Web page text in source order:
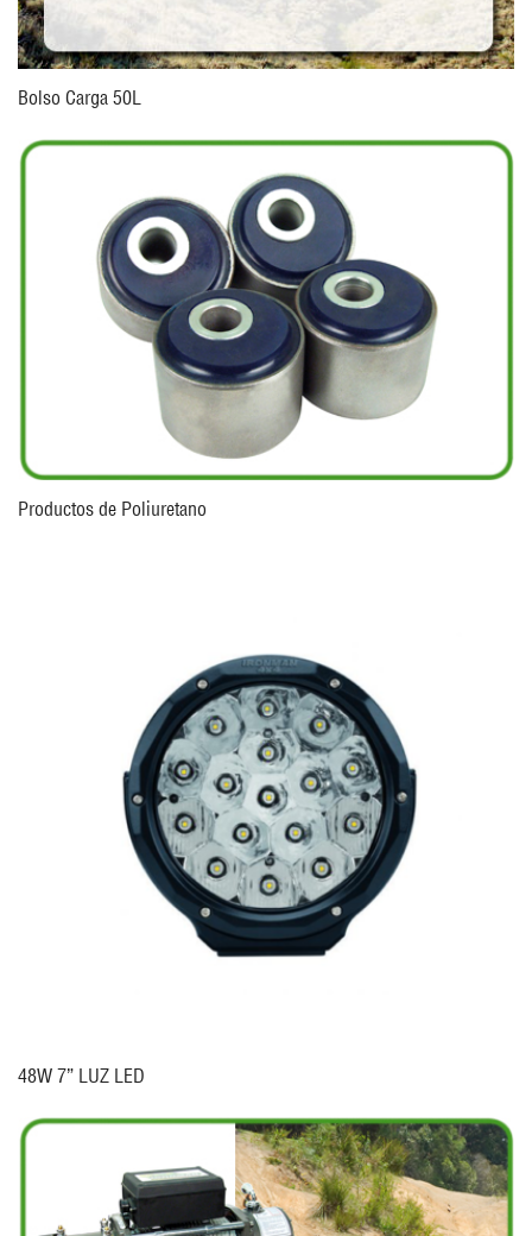
Bolso Carga 50L
Productos de Poliuretano
48W 7” LUZ LED